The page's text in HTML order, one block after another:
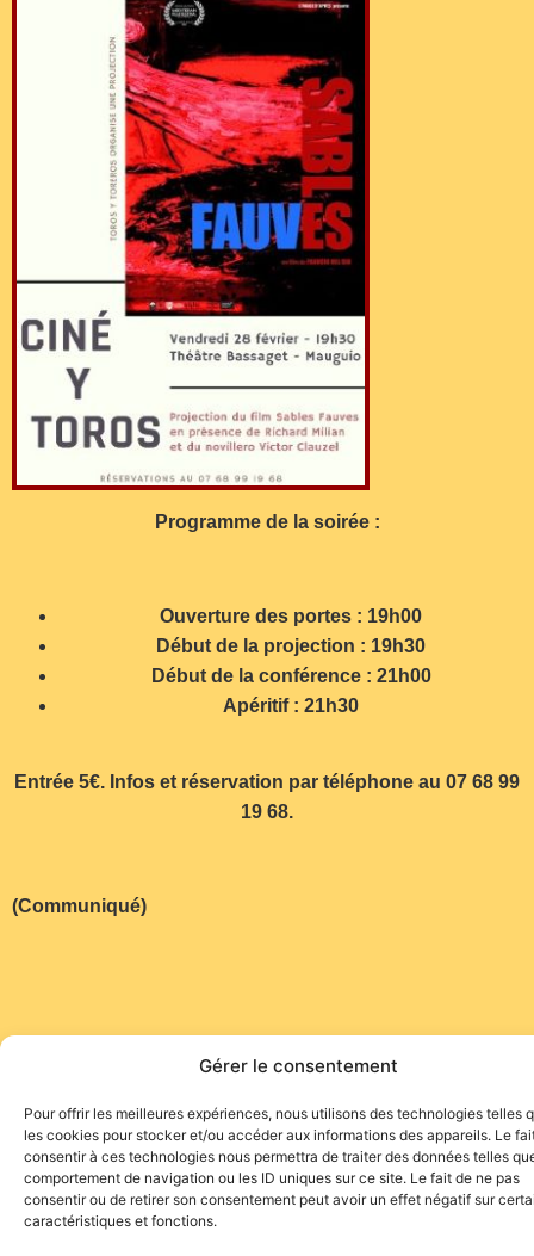
Gérer le consentement
Pour offrir les meilleures expériences, nous utilisons des technologies telles
les cookies pour stocker et/ou accéder aux informations des appareils. Le
consentir à ces technologies nous permettra de traiter des données telles
comportement de navigation ou les ID uniques sur ce site. Le fait de ne pas
consentir ou de retirer son consentement peut avoir un effet négatif sur
caractéristiques et fonctions.
Programme de la soirée :
Ouverture des portes : 19h00
Début de la projection : 19h30
Début de la conférence : 21h00
Apéritif : 21h30
Entrée 5€. Infos et réservation par téléphone au 07 68 99
19 68.
(Communiqué)
Site de l'association TOROFIESTA